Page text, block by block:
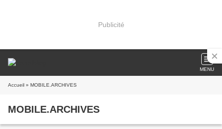
Publicité
MENU
Accueil » MOBILE.ARCHIVES
MOBILE.ARCHIVES